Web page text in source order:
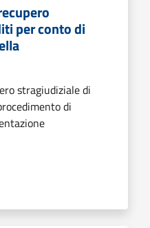
per conto di
stragiudiziale di
di